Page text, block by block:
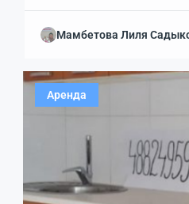
кв.м, ванной и большого
бытовая техника,
Интернет, парковка, до
Мамбетова Лиля
Аренда